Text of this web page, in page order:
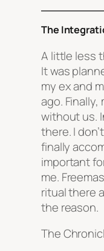
The
A little less
It was
my ex and
ago.
without us.
there. I
finally
important
me.
ritual there
the reason.
The